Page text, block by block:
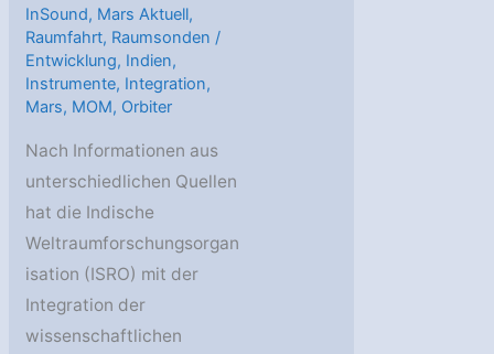
InSound, Mars Aktuell,
Raumfahrt, Raumsonden /
Entwicklung, Indien,
Instrumente, Integration,
Mars, MOM, Orbiter
Nach Informationen aus
unterschiedlichen Quellen
hat die Indische
Weltraumforschungsorgan
isation (ISRO) mit der
Integration der
wissenschaftlichen